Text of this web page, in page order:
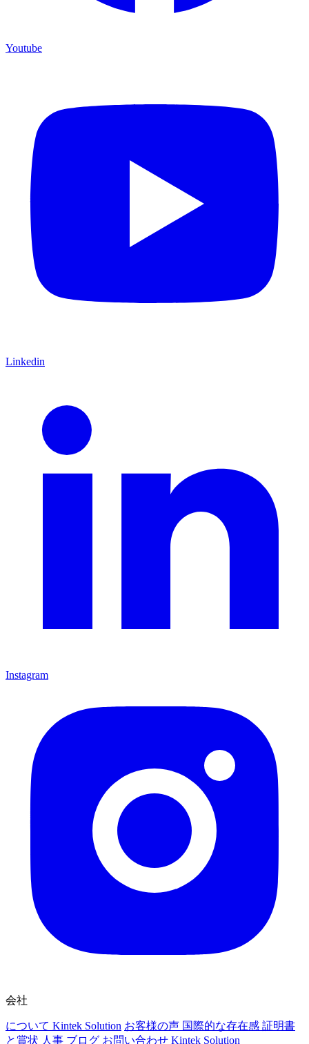
Youtube
Linkedin
Instagram
会社
について Kintek Solution お客様の声 国際的な存在感 証明書
と賞状 人事 ブログ お問い合わせ Kintek Solution